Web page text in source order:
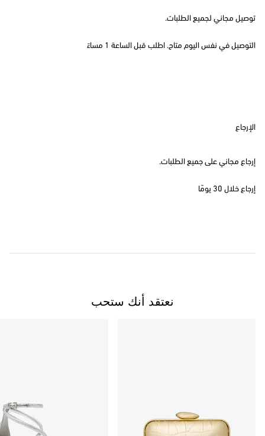
توصيل مجاني لجميع الطلبات.
التوصيل في نفس اليوم متاح. اطلب قبل الساعة 1 مساءً
الإرجاع
إرجاع مجاني على جميع الطلبات.
إرجاع خلال 30 يومًا
نعتقد أنك ستحب